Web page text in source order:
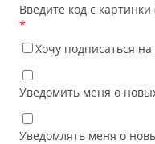
Введите код с картинки
*
Хочу подписаться на
Уведомить меня о
Уведомлять меня о